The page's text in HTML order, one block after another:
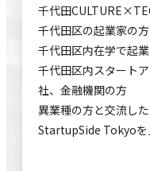
千代田
千代田区の起業家の方
千代田区内在学で起
千代田区内スタート
社、金融機関の方
異業種の方と交流し
StartupSide Tokyoを